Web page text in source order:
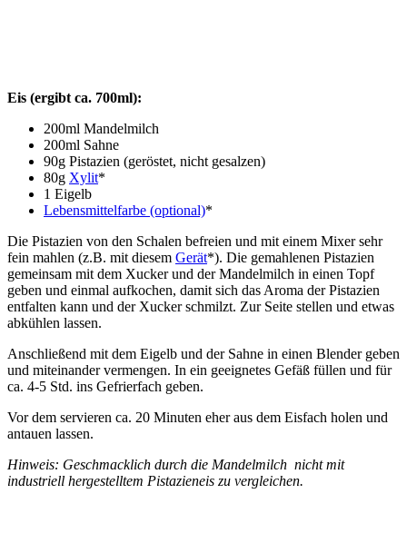
Eis (ergibt ca. 700ml):
200ml Mandelmilch
200ml Sahne
90g Pistazien (geröstet, nicht gesalzen)
80g Xylit*
1 Eigelb
Lebensmittelfarbe (optional)*
Die Pistazien von den Schalen befreien und mit einem Mixer sehr
fein mahlen (z.B. mit diesem Gerät*). Die gemahlenen Pistazien
gemeinsam mit dem Xucker und der Mandelmilch in einen Topf
geben und einmal aufkochen, damit sich das Aroma der Pistazien
entfalten kann und der Xucker schmilzt. Zur Seite stellen und etwas
abkühlen lassen.
Anschließend mit dem Eigelb und der Sahne in einen Blender geben
und miteinander vermengen. In ein geeignetes Gefäß füllen und für
ca. 4-5 Std. ins Gefrierfach geben.
Vor dem servieren ca. 20 Minuten eher aus dem Eisfach holen und
antauen lassen.
Hinweis: Geschmacklich durch die Mandelmilch nicht mit
industriell hergestelltem Pistazieneis zu vergleichen.